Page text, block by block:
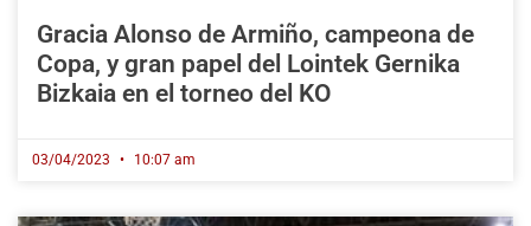
Gracia Alonso de Armiño, campeona de
Copa, y gran papel del Lointek Gernika
Bizkaia en el torneo del KO
03/04/2023 10:07 am